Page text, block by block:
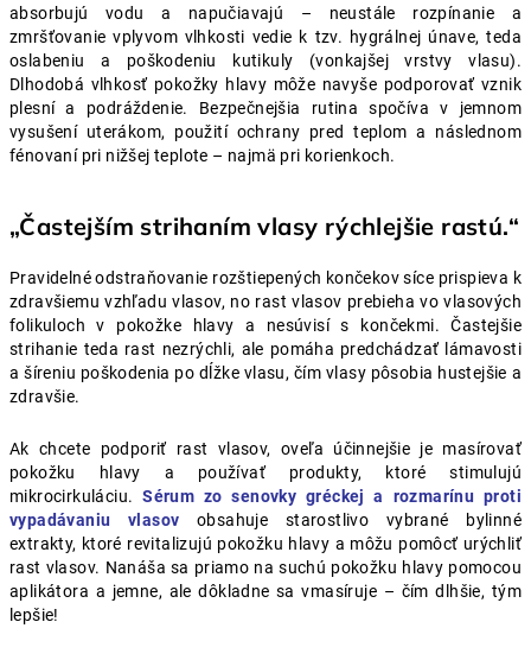
absorbujú vodu a napučiavajú – neustále rozpínanie a
zmršťovanie vplyvom vlhkosti vedie k tzv. hygrálnej únave, teda
oslabeniu a poškodeniu kutikuly (vonkajšej vrstvy vlasu).
Dlhodobá vlhkosť pokožky hlavy môže navyše podporovať vznik
plesní a podráždenie. Bezpečnejšia rutina spočíva v jemnom
vysušení uterákom, použití ochrany pred teplom a následnom
fénovaní pri nižšej teplote – najmä pri korienkoch.
„Častejším strihaním vlasy rýchlejšie rastú.“
Pravidelné odstraňovanie rozštiepených končekov síce prispieva k
zdravšiemu vzhľadu vlasov, no rast vlasov prebieha vo vlasových
folikuloch v pokožke hlavy a nesúvisí s končekmi. Častejšie
strihanie teda rast nezrýchli, ale pomáha predchádzať lámavosti
a šíreniu poškodenia po dĺžke vlasu, čím vlasy pôsobia hustejšie a
zdravšie.
Ak chcete podporiť rast vlasov, oveľa účinnejšie je masírovať
pokožku hlavy a používať produkty, ktoré stimulujú
mikrocirkuláciu.Sérum zo senovky gréckej a rozmarínu proti
vypadávaniu vlasov obsahuje starostlivo vybrané bylinné
extrakty, ktoré revitalizujú pokožku hlavy a môžu pomôcť urýchliť
rast vlasov. Nanáša sa priamo na suchú pokožku hlavy pomocou
aplikátora a jemne, ale dôkladne sa vmasíruje – čím dlhšie, tým
lepšie!